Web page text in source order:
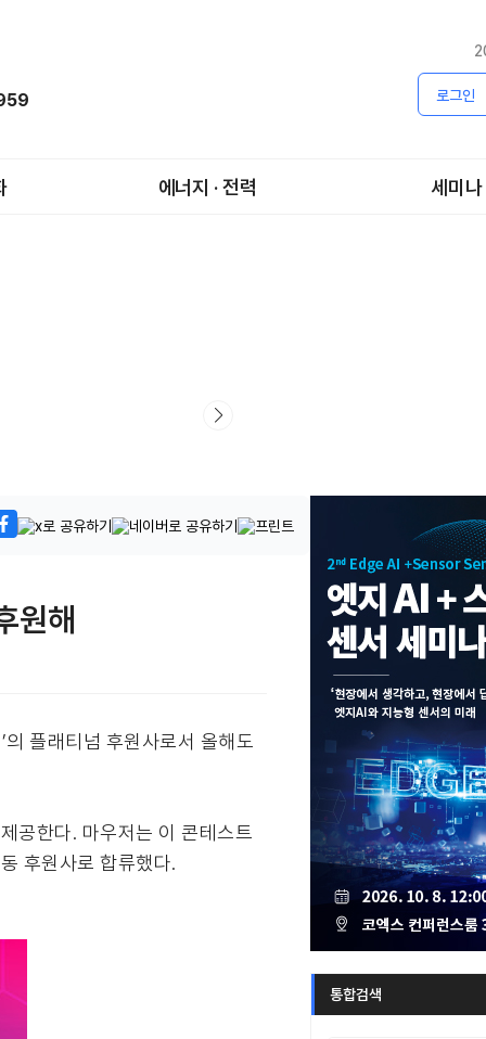
로그인
에너지 · 전력 세미나
원해
플래티넘 후원사로서 올해도
공한다. 마우저는 이 콘테스트
후원사로 합류했다.
통합검색